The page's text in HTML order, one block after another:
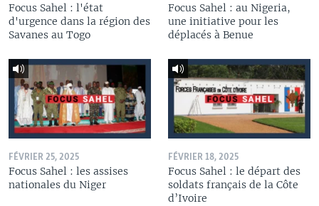
Focus Sahel : l'état
d'urgence dans la région des
Savanes au Togo
Focus Sahel : au Nigeria,
une initiative pour les
déplacés à Benue
FÉVRIER 25, 2025
Focus Sahel : les assises
nationales du Niger
FÉVRIER 18, 2025
Focus Sahel : le départ des
soldats français de la Côte
d’Ivoire